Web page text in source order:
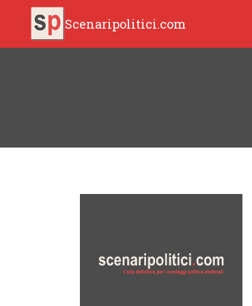
Scenaripolitici.com